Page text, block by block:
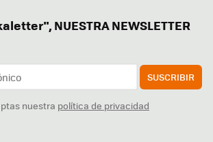
NUESTRA NEWSLETTER
SUSCRIBIR
nuestra política de privacidad